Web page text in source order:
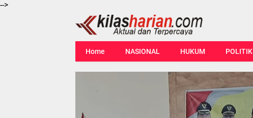
-->
Home NASIONAL HUKUM POLITIK